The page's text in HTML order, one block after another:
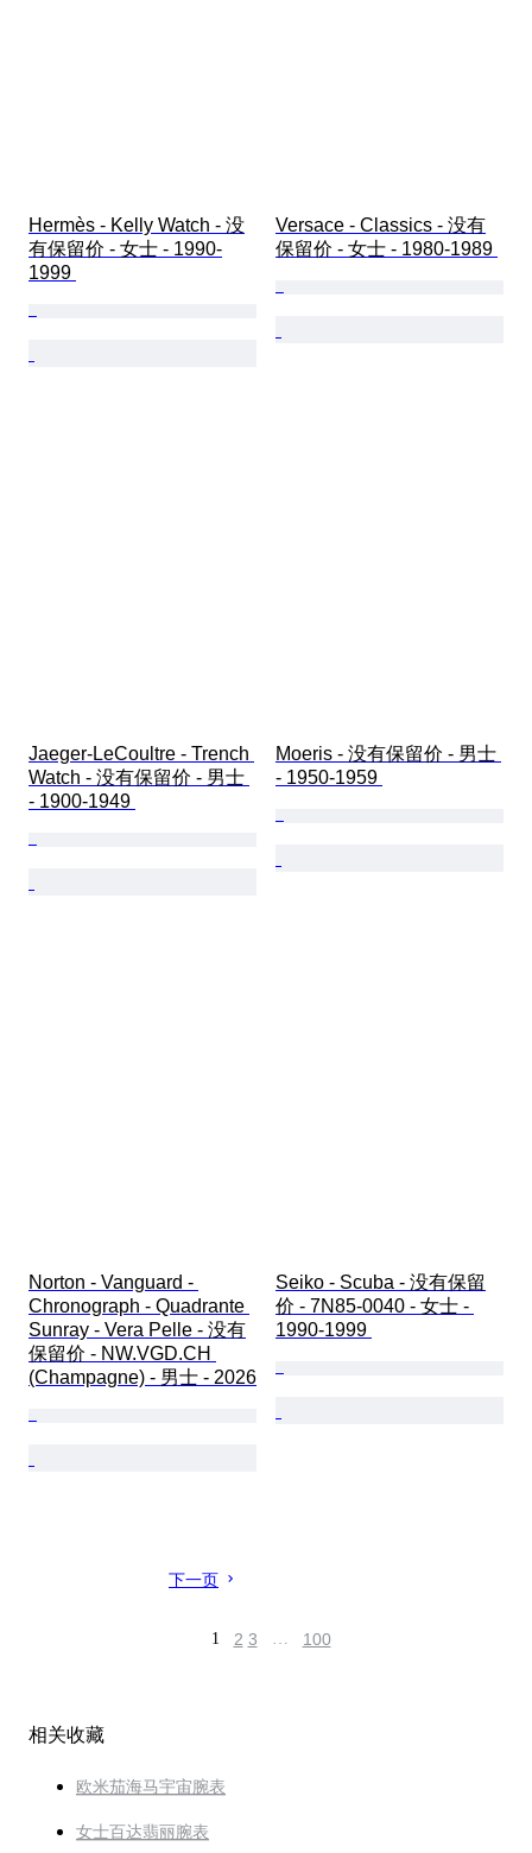
Hermès - Kelly Watch - 没
有保留价 - 女士 - 1990-
1999
Versace - Classics - 没有
保留价 - 女士 - 1980-1989
Jaeger-LeCoultre - Trench
Watch - 没有保留价 - 男士
- 1900-1949
Moeris - 没有保留价 - 男士
- 1950-1959
Norton - Vanguard -
Chronograph - Quadrante
Sunray - Vera Pelle - 没有
保留价 - NW.VGD.CH
(Champagne) - 男士 - 2026
Seiko - Scuba - 没有保留
价 - 7N85-0040 - 女士 -
1990-1999
下一页
1 2 3 … 100
相关收藏
欧米茄海马宇宙腕表
女士百达翡丽腕表